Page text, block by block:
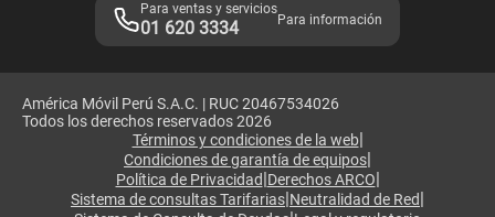
Para ventas y servicios
01 620 3334 Para información
América Móvil Perú S.A.C. | RUC 20467534026
Todos los derechos reservados 2026
Términos y condiciones de la web|
Condiciones de garantía de equipos|
Política de Privacidad|Derechos ARCO|
Sistema de consultas Tarifarias|Neutralidad de Red|